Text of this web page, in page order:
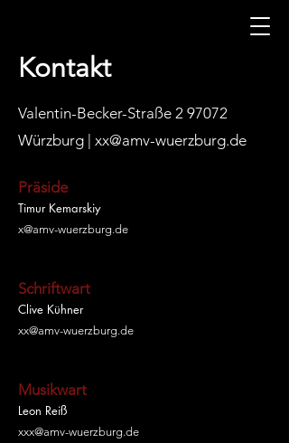
Kontakt
Valentin-Becker-Straße 2 97072
Würzburg | xx@amv-wuerzburg.de
Präside
Timur Kemarskiy
x@amv-wuerzburg.de
Schriftwart
Clive Kühner
xx@amv-wuerzburg.de
Musikwart
​Leon Reiß
xxx@amv-wuerzburg.de